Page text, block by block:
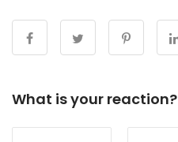
What is your reaction?